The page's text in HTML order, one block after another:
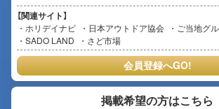
【関連サイト】
ホリデイナビ 日本アウトドア協会 ご当地グ
SADO LAND
さど市場
会員登録へGO!
掲載希望の方はこちら